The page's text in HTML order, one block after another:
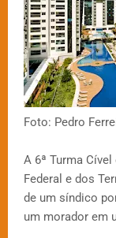
Foto: Pedro
A 6ª Turma
Federal e dos
de um síndico
um morador em